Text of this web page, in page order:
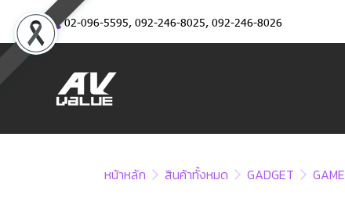
02-096-5595, 092-246-8025, 092-246-8026
หน้าหลัก สินค้าทั้งหมด GADGET GAME